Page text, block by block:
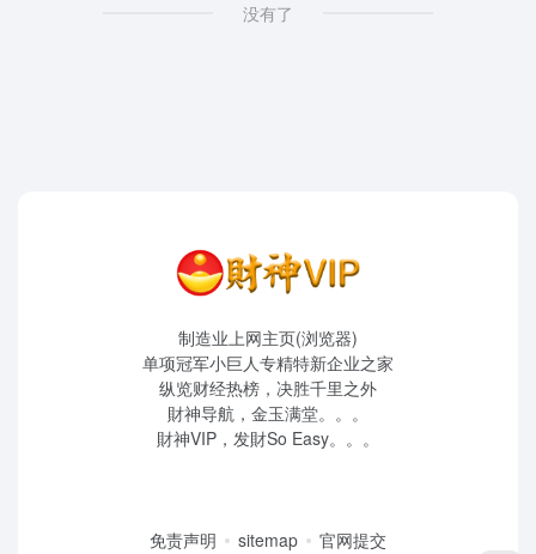
没有了
制造业上网主页(浏览器)
单项冠军小巨人专精特新企业之家
纵览财经热榜，决胜千里之外
財神导航，金玉满堂。。。
財神VIP，发財So Easy。。。
免责声明 sitemap 官网提交